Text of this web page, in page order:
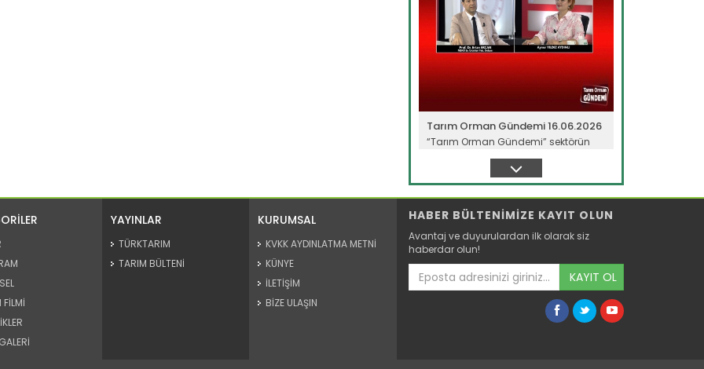
Tarım Orman Gündemi 16.06.2026
“Tarım Orman Gündemi” sektörün
Tarım Orman Gündemi 15.06.2026
FİLMİ
YAYINLAR
TÜRKTARIM
TARIM BÜLTENİ
KURUMSAL
KVKK AYDINLATMA METNİ
KÜNYE
İLETİŞİM
BİZE ULAŞIN
HABER BÜLTENİMİZE KAYIT OLUN
Avantaj ve duyurulardan ilk olarak siz
haberdar olun!
KAYIT OL